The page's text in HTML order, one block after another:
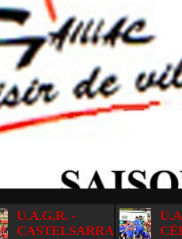
U.A.G.R. -
CASTELSARRASIN